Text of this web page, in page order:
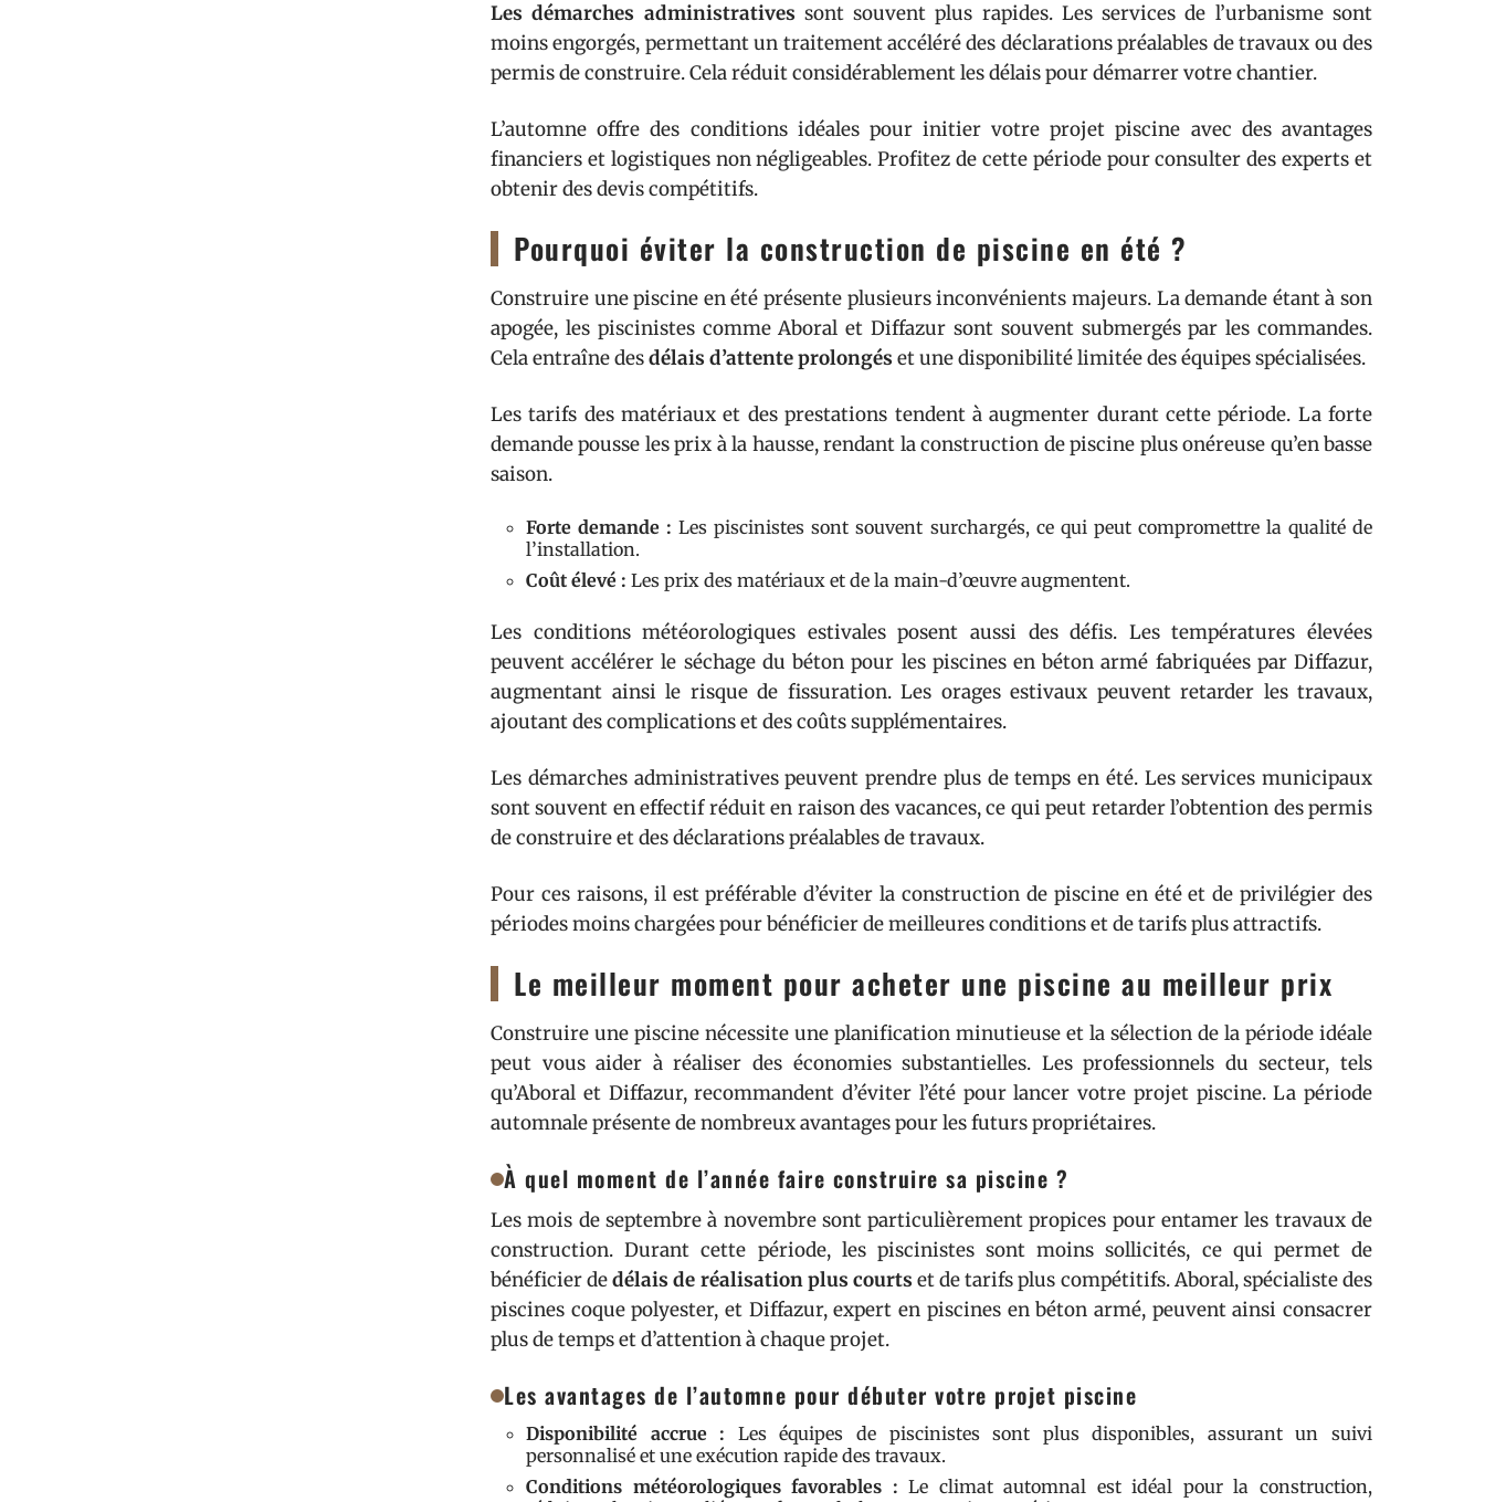
Les démarches administratives sont souvent plus rapides. Les services de l’urbanisme sont
moins engorgés, permettant un traitement accéléré des déclarations préalables de travaux ou des
permis de construire. Cela réduit considérablement les délais pour démarrer votre chantier.
L’automne offre des conditions idéales pour initier votre projet piscine avec des avantages
financiers et logistiques non négligeables. Profitez de cette période pour consulter des experts et
obtenir des devis compétitifs.
Pourquoi éviter la construction de piscine en été ?
Construire une piscine en été présente plusieurs inconvénients majeurs. La demande étant à son
apogée, les piscinistes comme Aboral et Diffazur sont souvent submergés par les commandes.
Cela entraîne desdélais d’attente prolongés et une disponibilité limitée des équipes spécialisées.
Les tarifs des matériaux et des prestations tendent à augmenter durant cette période. La forte
demande pousse les prix à la hausse, rendant la construction de piscine plus onéreuse qu’en basse
saison.
Forte demande : Les piscinistes sont souvent surchargés, ce qui peut compromettre la qualité de
l’installation.
Coût élevé : Les prix des matériaux et de la main-d’œuvre augmentent.
Les conditions météorologiques estivales posent aussi des défis. Les températures élevées
peuvent accélérer le séchage du béton pour les piscines en béton armé fabriquées par Diffazur,
augmentant ainsi le risque de fissuration. Les orages estivaux peuvent retarder les travaux,
ajoutant des complications et des coûts supplémentaires.
Les démarches administratives peuvent prendre plus de temps en été. Les services municipaux
sont souvent en effectif réduit en raison des vacances, ce qui peut retarder l’obtention des permis
de construire et des déclarations préalables de travaux.
Pour ces raisons, il est préférable d’éviter la construction de piscine en été et de privilégier des
périodes moins chargées pour bénéficier de meilleures conditions et de tarifs plus attractifs.
Le meilleur moment pour acheter une piscine au meilleur prix
Construire une piscine nécessite une planification minutieuse et la sélection de la période idéale
peut vous aider à réaliser des économies substantielles. Les professionnels du secteur, tels
qu’Aboral et Diffazur, recommandent d’éviter l’été pour lancer votre projet piscine. La période
automnale présente de nombreux avantages pour les futurs propriétaires.
À quel moment de l’année faire construire sa piscine ?
Les mois de septembre à novembre sont particulièrement propices pour entamer les travaux de
construction. Durant cette période, les piscinistes sont moins sollicités, ce qui permet de
bénéficier dedélais de réalisation plus courts et de tarifs plus compétitifs. Aboral, spécialiste des
piscines coque polyester, et Diffazur, expert en piscines en béton armé, peuvent ainsi consacrer
plus de temps et d’attention à chaque projet.
Les avantages de l’automne pour débuter votre projet piscine
Disponibilité accrue : Les équipes de piscinistes sont plus disponibles, assurant un suivi
personnalisé et une exécution rapide des travaux.
Conditions météorologiques favorables : Le climat automnal est idéal pour la construction,